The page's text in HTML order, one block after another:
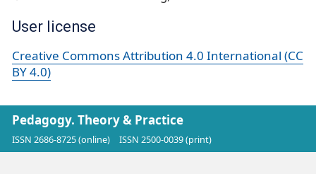
User license
Creative Commons Attribution 4.0 International (CC
BY 4.0)
Pedagogy. Theory & Practice
ISSN 2686-8725 (online) ISSN 2500-0039 (print)